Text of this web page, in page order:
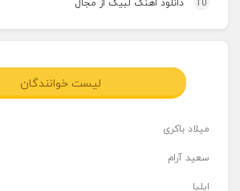
10 دانلود اهنگ لبیک از مجال
لیست خوانندگان
میلاد باکری
سعید آرام
ایلیا